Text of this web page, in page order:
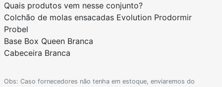
Quais produtos vem nesse conjunto?
Colchão de molas ensacadas Evolution Prodormir
Probel
Base Box Queen Branca
Cabeceira Branca
Obs: Caso fornecedores não tenha em estoque, enviaremos do